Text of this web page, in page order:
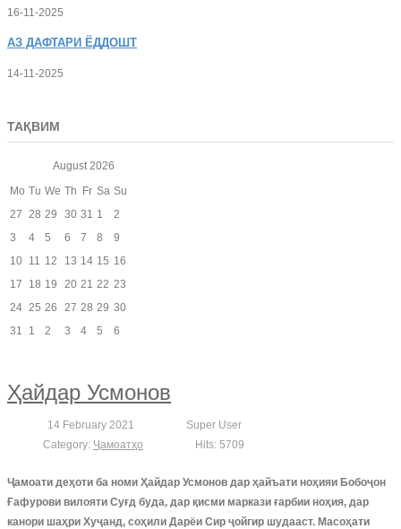
16-11-2025
АЗ ДАФТАРИ ЁДДОШТ
14-11-2025
ТАҚВИМ
August 2026
Mo Tu We Th Fr Sa Su
27 28 29 30 31 1
2
3
4 5 6 7 8
9
10 11 12 13 14 15 16
17
18 19 20 21 22 23
24 25 26 27 28 29 30
31
1 2 3 4 5 6
Ҳайдар Усмонов
14 February 2021
Super User
Category: Ҷамоатҳо Hits: 5709
Ҷамоати деҳоти ба номи Ҳайдар Усмонов дар ҳайъати ноҳияи Бобоҷон
Ғафурови вилояти Суғд буда, дар қисми маркази ғарбии ноҳия, дар
канори шаҳри Хуҷанд, соҳили Дарёи Сир ҷойгир шудааст. Масоҳати